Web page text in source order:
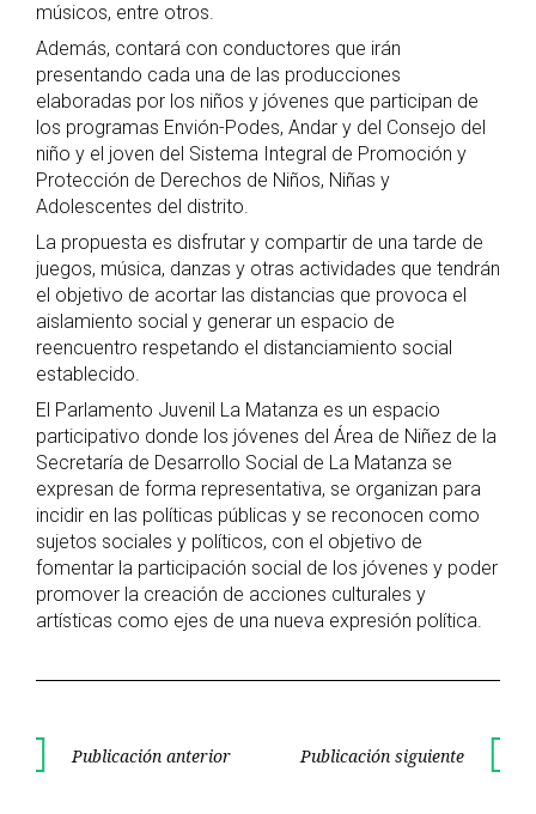
músicos, entre otros.
Además, contará con conductores que irán
presentando cada una de las producciones
elaboradas por los niños y jóvenes que participan de
los programas Envión-Podes, Andar y del Consejo del
niño y el joven del Sistema Integral de Promoción y
Protección de Derechos de Niños, Niñas y
Adolescentes del distrito.
La propuesta es disfrutar y compartir de una tarde de
juegos, música, danzas y otras actividades que tendrán
el objetivo de acortar las distancias que provoca el
aislamiento social y generar un espacio de
reencuentro respetando el distanciamiento social
establecido.
El Parlamento Juvenil La Matanza es un espacio
participativo donde los jóvenes del Área de Niñez de la
Secretaría de Desarrollo Social de La Matanza se
expresan de forma representativa, se organizan para
incidir en las políticas públicas y se reconocen como
sujetos sociales y políticos, con el objetivo de
fomentar la participación social de los jóvenes y poder
promover la creación de acciones culturales y
artísticas como ejes de una nueva expresión política.
Navegación
Publicación anterior Publicación siguiente